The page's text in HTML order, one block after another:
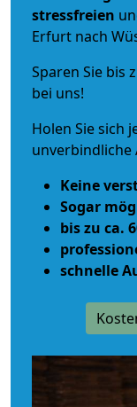
stressfreien
Erfurt nach
Sparen Sie bis
bei uns!
Holen Sie sich
unverbindliche
Keine
Sogar
bis zu ca.
schnelle